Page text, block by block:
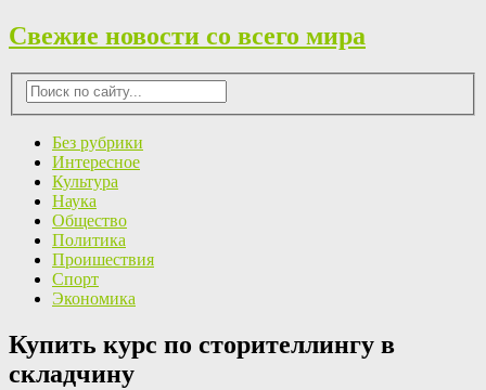
Свежие новости со всего мира
Без рубрики
Интересное
Культура
Наука
Общество
Политика
Проишествия
Спорт
Экономика
Купить курс по сторителлингу в
складчину